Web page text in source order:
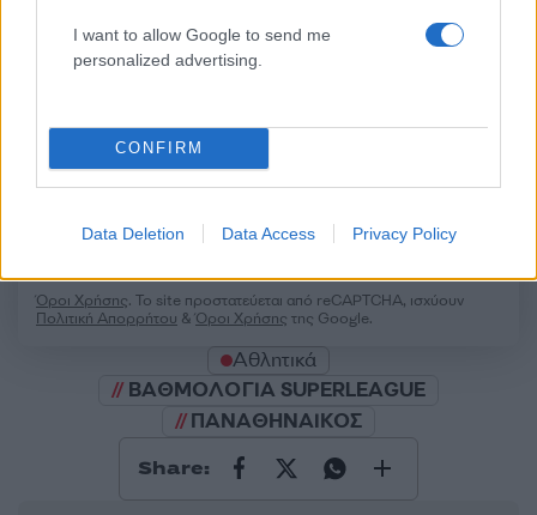
I want to allow Google to send me
personalized advertising.
CONFIRM
Data Deletion Data Access Privacy Policy
Υποβολή σχολίου
Όροι Χρήσης. Το site προστατεύεται από reCAPTCHA, ισχύουν
Πολιτική Απορρήτου &Όροι Χρήσης της Google.
Αθλητικά
ΒΑΘΜΟΛΟΓΙΑ SUPERLEAGUE
ΠΑΝΑΘΗΝΑΙΚΟΣ
Share: